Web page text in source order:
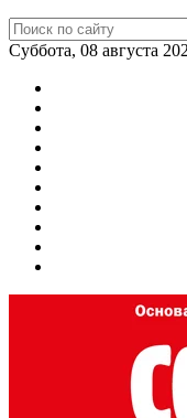
Суббота, 08 августа